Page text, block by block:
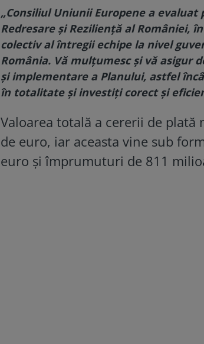
„Consiliul Uniunii Europene a
Redresare și Reziliență al României,
colectiv al întregii echipe la nivel
România. Vă mulțumesc și vă asigur
și implementare a Planului, astfel
în totalitate și investiți corect și
Valoarea totală a cererii de
de euro, iar aceasta vine sub
euro și împrumuturi de 811